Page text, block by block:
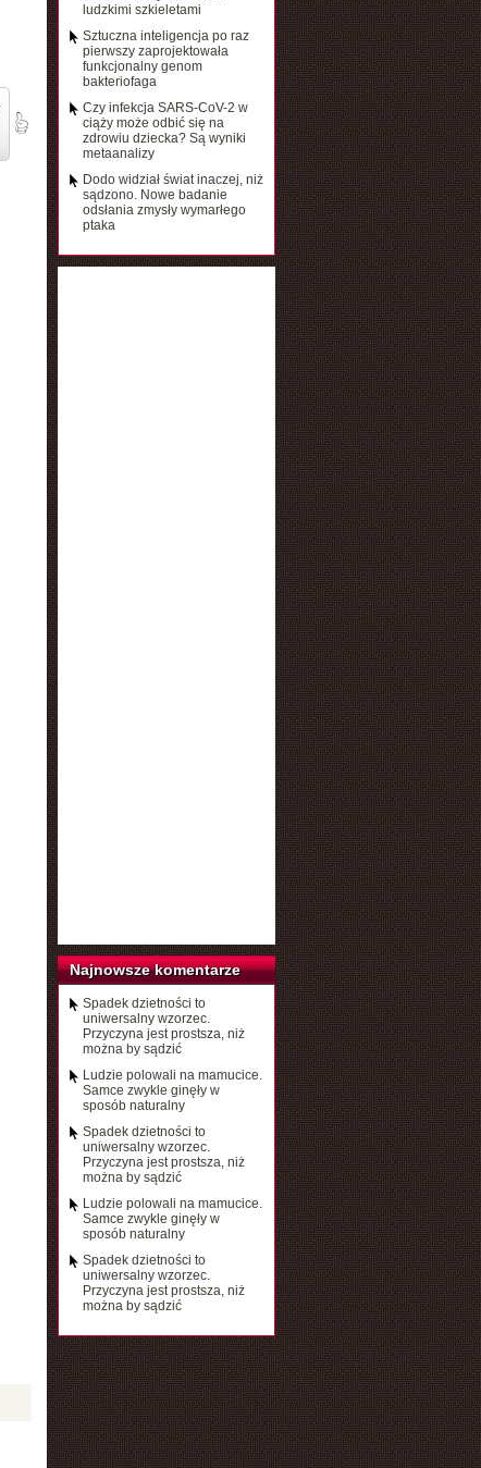
ludzkimi szkieletami
Sztuczna inteligencja po raz
pierwszy zaprojektowała
funkcjonalny genom
bakteriofaga
Czy infekcja SARS-CoV-2 w
ciąży może odbić się na
zdrowiu dziecka? Są wyniki
metaanalizy
Dodo widział świat inaczej, niż
sądzono. Nowe badanie
odsłania zmysły wymarłego
ptaka
Najnowsze komentarze
Spadek dzietności to
uniwersalny wzorzec.
Przyczyna jest prostsza, niż
można by sądzić
Ludzie polowali na mamucice.
Samce zwykle ginęły w
sposób naturalny
Spadek dzietności to
uniwersalny wzorzec.
Przyczyna jest prostsza, niż
można by sądzić
Ludzie polowali na mamucice.
Samce zwykle ginęły w
sposób naturalny
Spadek dzietności to
uniwersalny wzorzec.
Przyczyna jest prostsza, niż
można by sądzić